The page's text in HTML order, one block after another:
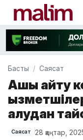
Басты Саясат
Ашық айту
алудан
Саясат 28 қаңтар,